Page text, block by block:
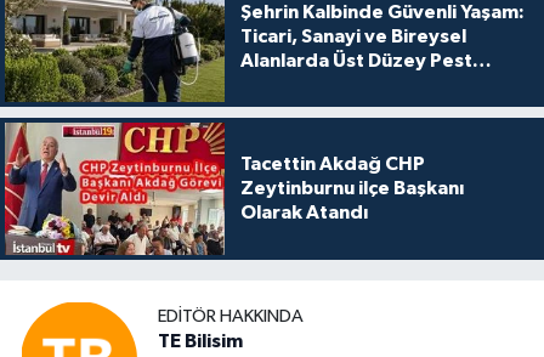
Şehrin Kalbinde Güvenli Yaşam:
Ticari, Sanayi ve Bireysel
Alanlarda Üst Düzey Pest
Tacettin Akdağ CHP
Zeytinburnu ilçe Başkanı
Olarak Atandı
EDITÖR HAKKINDA
TE Bilisim